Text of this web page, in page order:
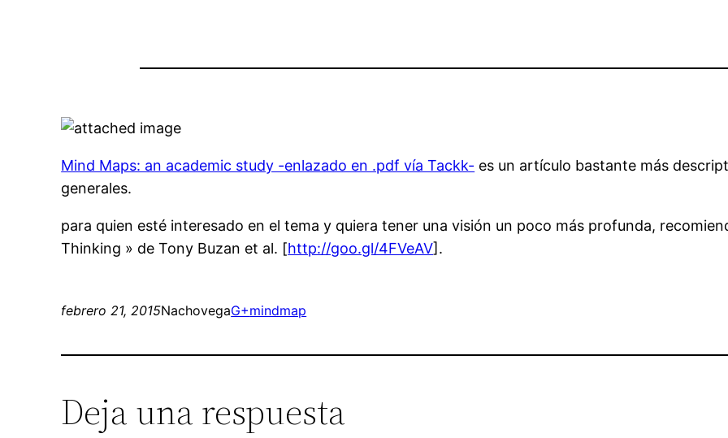
Mind Maps: an academic study -enlazado en .pdf vía Tackk- es un artículo bastante más
generales.
para quien esté interesado en el tema y quiera tener una visión un poco más profunda,
Thinking » de Tony Buzan et al. [http://goo.gl/4FVeAV].
febrero 21, 2015NachovegaG+mindmap
Deja una respuesta